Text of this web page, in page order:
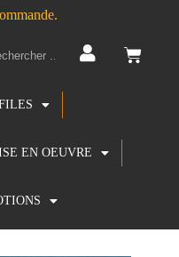
EN OEUVRE